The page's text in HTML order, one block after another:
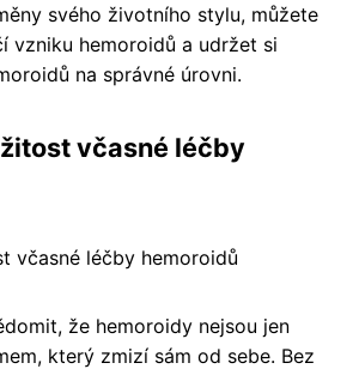
svého životního stylu, můžete
vzniku hemoroidů a udržet si
na správné úrovni.
včasné léčby
včasné léčby hemoroidů
že hemoroidy nejsou jen
který zmizí sám od sebe. Bez